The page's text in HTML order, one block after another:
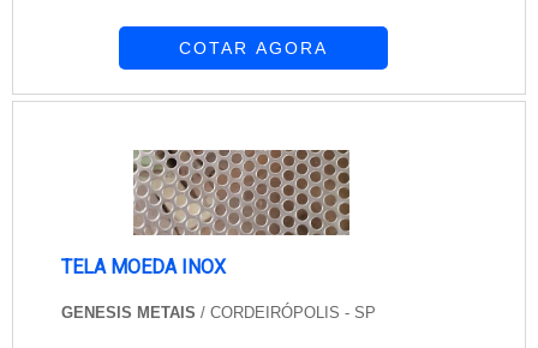
ventilação, pisos de viveiro, gaiolas, elementos
utilizadas em todos os segme...
COTAR AGORA
TELA MOEDA INOX
GENESIS METAIS / CORDEIRÓPOLIS - SP